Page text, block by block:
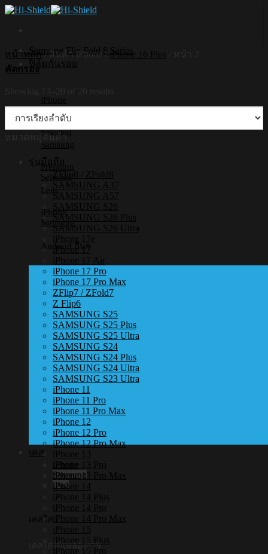
Skip
Samsung Flip Fold 8 Series
ฟิล์มกันรอย
iPhone
Premium
Selected
Samsung
Premium
Selected
Lens
iPhone
Samsung
Android อื่นๆ
เคส
iPhone
Samsung
iPad
เคสใส
เคสใสไม่เหลืองง่าย
หน้าหลัก /สินค้า iPhone/ iPhone 16 Plus
คัดกรอง
หมวดหมู่สินค้า
รุ่นมือถือ
ZFlip8 / ZFold8
SAMSUNG A37
SAMSUNG A57
SAMSUNG S26
SAMSUNG S26 Plus
SAMSUNG S26 Ultra
iPhone 17e
iPhone 17
iPhone 17 Air
iPhone 17 Pro
iPhone 17 Pro Max
ZFlip7 / ZFold7
Z Flip6
SAMSUNG S25
SAMSUNG S25 Plus
SAMSUNG S25 Ultra
SAMSUNG S24
SAMSUNG S24 Plus
SAMSUNG S24 Ultra
SAMSUNG S23 Ultra
iPhone 11
iPhone 11 Pro
iPhone 11 Pro Max
iPhone 12
iPhone 12 Pro
iPhone 12 Pro Max
iPhone 13
iPhone 13 Pro
iPhone 13 Pro Max
iPhone 14
iPhone 14 Plus
iPhone 14 Pro
iPhone 14 Pro Max
iPhone 15
iPhone 15 Plus
iPhone 15 Pro